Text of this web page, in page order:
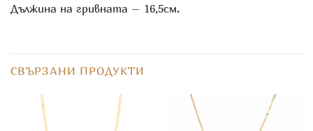
Дължина на гривната – 16,5см.
СВЪРЗАНИ ПРОДУКТИ